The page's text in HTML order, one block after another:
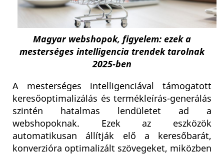
Magyar webshopok, figyelem: ezek a
mesterséges intelligencia trendek tarolnak
2025-ben
A mesterséges intelligenciával támogatott
keresőoptimalizálás és termékleírás-generálás
szintén hatalmas lendületet ad a
webshopoknak. Ezek az eszközök
automatikusan állítják elő a keresőbarát,
konverzióra optimalizált szövegeket, miközben